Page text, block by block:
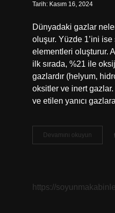
Tarih: Kasım 16, 2024
Dünyadaki gazlar
oluşur. Yüzde 1’ini
elementleri oluşturur.
ilk sırada, %21 ile
gazlardır (helyum,
oksitler ve inert gazlar.
ve etilen yanıcı
Devamını okuyun
Hangi
https://